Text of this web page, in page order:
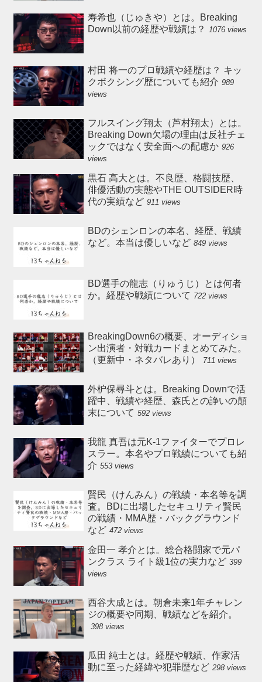
寿希也（じゅきや）とは。Breaking
Down以前の経歴や戦績は？
1076 views
村田 将一のプロ戦績や経歴は？ キッ
クボクシング歴についても紹介 989
views
フルスイング翔太（芦村翔太）とは。
Breaking Down欠場の理由は反社チェ
ックではなく安全面への配慮か 926
views
黒石 高大とは。不良歴、格闘技歴、
俳優活動の実態やTHE OUTSIDER時
代の実績など 911 views
BDのシェンロンの本名、経歴、戦績
など。本当は優しいなど 849 views
BD選手の龍志（りゅうじ）とは何者
か。経歴や戦績について 722 views
BreakingDown6の概要、オーディショ
ン出演者・対戦カードまとめてみた。
（更新中・ネタバレあり）
711 views
外枦保尋斗とは。Breaking Downで活
躍中、戦績や経歴、森氏との諍いの顛
末について 592 views
我龍 真吾は元K-1ファイターでプロレ
スラー。本名やプロ戦績についても紹
介 553 views
賢民（けんみん）の戦績・本名等を調
査。BDに出場したセキュリティ賢民
の戦績・MMA歴・バックグラウンド
など 472 views
金田一 孝介とは。総合格闘家で元パ
ンクラス ライト級1位の実力など 399
views
西谷大成とは。朝倉未来1年チャレン
ジの概要や同期、戦績などを紹介。
398 views
瓜田 純士とは。経歴や戦績、作家活
動に至った経緯や犯罪歴など 298 views